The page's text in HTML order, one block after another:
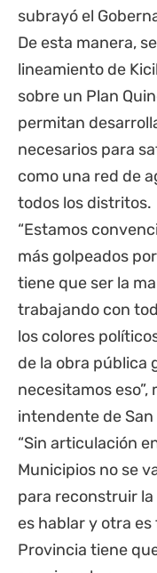
subrayó el
De esta manera,
lineamiento de
sobre un Plan
permitan
necesarios para
como una red de
todos los distritos.
“Estamos
más golpeados
tiene que ser la
trabajando con
los colores
de la obra pública
necesitamos
intendente de San
“Sin articulación
Municipios no se
para reconstruir la
es hablar y otra
Provincia tiene